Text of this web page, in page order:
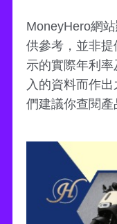
MoneyHero網
供參考，並非
示的實際年利
入的資料而作
們建議你查閱產